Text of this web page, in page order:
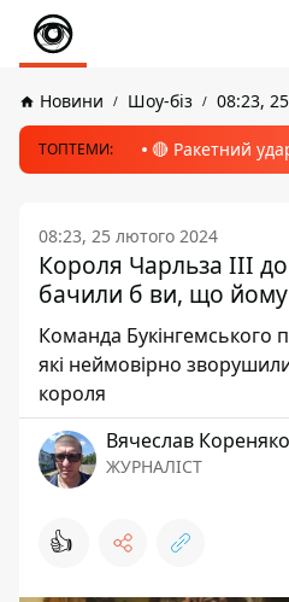
Новини Шоу-біз 08:23,
ТОПТЕМИ: 🔴 Ракетний
08:23, 25 лютого 2024
Короля Чарльза III
бачили б ви, що
Команда Букінгемського
які неймовірно
короля
Вячеслав Кореняко
ЖУРНАЛІСТ
👍